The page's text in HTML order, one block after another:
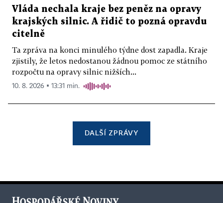
Vláda nechala kraje bez peněz na opravy
krajských silnic. A řidič to pozná opravdu
citelně
Ta zpráva na konci minulého týdne dost zapadla. Kraje
zjistily, že letos nedostanou žádnou pomoc ze státního
rozpočtu na opravy silnic nižších...
10. 8. 2026 ▪ 13:31 min.
DALŠÍ ZPRÁVY